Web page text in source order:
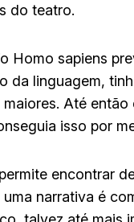
do teatro.
Homo sapiens
da linguagem,
Até
isso por
encontrar
narrativa é